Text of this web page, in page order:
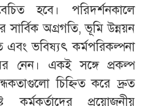
হবে। পরিদর্শনকালে
সার্বিক অগ্রগতি, ভূমি উন্নয়ন
এবং ভবিষ্যৎ কর্মপরিকল্পনা
নেন। একই সঙ্গে প্রকল্প
চিহ্নিত করে দ্রুত
কর্মকর্তাদের প্রয়োজনীয়